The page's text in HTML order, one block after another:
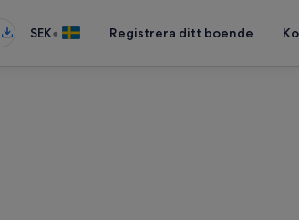
SEK• Registrera ditt boende